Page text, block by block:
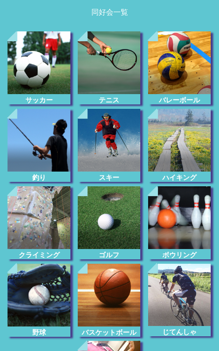
同好会一覧
サッカー テニス バレーボール
釣り スキー ハイキング
クライミング ゴルフ ボウリング
野球 バスケットボール じてんしゃ